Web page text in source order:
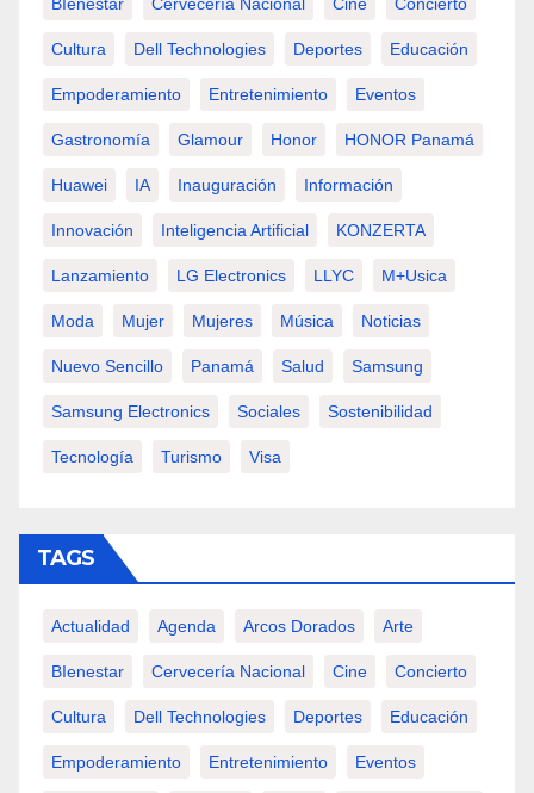
Cultura Dell Technologies Deportes Educación
Empoderamiento Entretenimiento Eventos
Gastronomía Glamour Honor HONOR Panamá
Huawei IA Inauguración Información
Innovación Inteligencia Artificial KONZERTA
Lanzamiento LG Electronics LLYC M+usica
Moda Mujer Mujeres Música Noticias
Nuevo Sencillo Panamá Salud Samsung
Samsung Electronics Sociales Sostenibilidad
Tecnología Turismo Visa
TAGS
Actualidad Agenda Arcos Dorados Arte
BIenestar Cervecería Nacional Cine Concierto
Cultura Dell Technologies Deportes Educación
Empoderamiento Entretenimiento Eventos